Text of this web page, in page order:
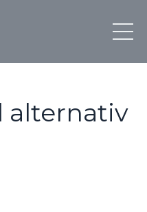
alternativ